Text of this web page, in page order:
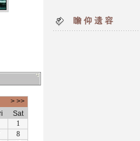
瞻 仰 遗 容